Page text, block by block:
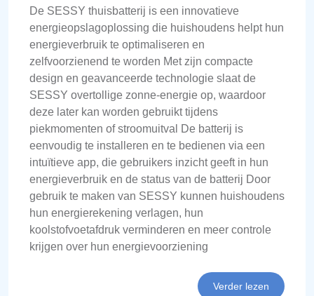
De SESSY thuisbatterij is een innovatieve
energieopslagoplossing die huishoudens helpt hun
energieverbruik te optimaliseren en
zelfvoorzienend te worden Met zijn compacte
design en geavanceerde technologie slaat de
SESSY overtollige zonne-energie op, waardoor
deze later kan worden gebruikt tijdens
piekmomenten of stroomuitval De batterij is
eenvoudig te installeren en te bedienen via een
intuïtieve app, die gebruikers inzicht geeft in hun
energieverbruik en de status van de batterij Door
gebruik te maken van SESSY kunnen huishoudens
hun energierekening verlagen, hun
koolstofvoetafdruk verminderen en meer controle
krijgen over hun energievoorziening
Verder lezen